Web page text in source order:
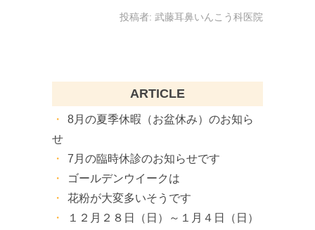
投稿者: 武藤耳鼻いんこう科医院
ARTICLE
8月の夏季休暇（お盆休み）のお知ら
せ
7月の臨時休診のお知らせです
ゴールデンウイークは
花粉が大変多いそうです
１２月２８日（日）～１月４日（日）